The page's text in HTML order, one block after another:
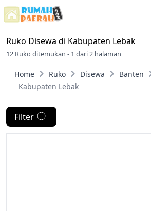
Ruko Disewa di Kabupaten Lebak
12 Ruko ditemukan - 1 dari 2 halaman
Home Ruko Disewa
Banten
Kabupaten Lebak
Filter